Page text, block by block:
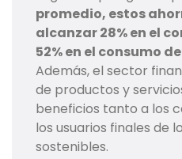
promedio, estos
alcanzar 28% en el
52% en el consumo
Además, el sector
de productos y
beneficios tanto a los
los usuarios finales de
sostenibles.